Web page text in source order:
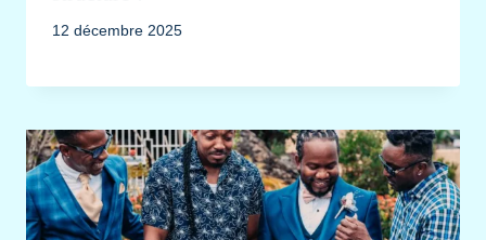
12 décembre 2025